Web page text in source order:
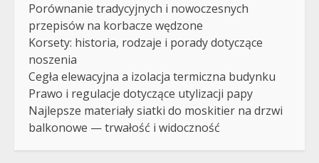
Porównanie tradycyjnych i nowoczesnych
przepisów na korbacze wędzone
Korsety: historia, rodzaje i porady dotyczące
noszenia
Cegła elewacyjna a izolacja termiczna budynku
Prawo i regulacje dotyczące utylizacji papy
Najlepsze materiały siatki do moskitier na drzwi
balkonowe — trwałość i widoczność